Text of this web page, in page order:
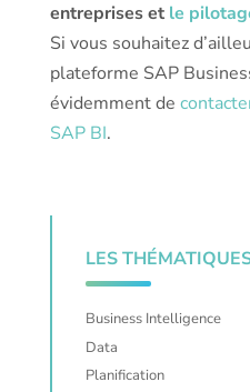
entreprises et le
Si vous souhaitez
plateforme SAP
évidemment de
SAP BI.
LES
Business Intelligence
Data
Planification